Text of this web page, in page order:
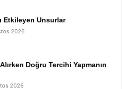
Etkileyen Unsurlar
2026
Doğru Tercihi Yapmanın
2026